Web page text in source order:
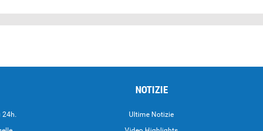
24h.
NOTIZIE
Ultime Notizie